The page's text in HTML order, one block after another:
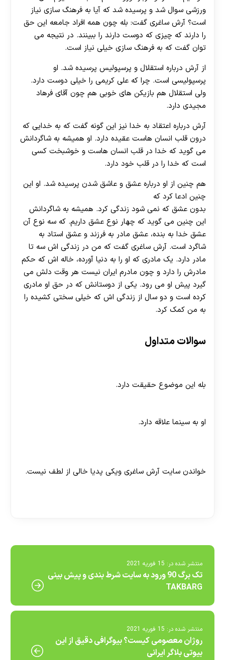
ورزشی سوال شد و پرسیده شد که آیا به فرهنگ سازی نیاز
است؟ آرش ساغری گفت: بله چون همه افراد جامعه این حق
را دارند که چیزی که دوست دارند را ببینند. در نتیجه می
توان گفت که به فرهنگ سازی خیلی نیاز است.
از آرش درباره استقلال و پرسپولیس پرسیده شد. او
پرسپولیسی است. چرا که علی کریمی را خیلی دوست دارد.
ولی استقلال هم بازیکن های خوبی هم چون آقای فرهاد
مجیدی دارد.
آرش درباره اعتقاد به خدا نیز این گونه گفت که به خدایی که
درون قلب انسان هاست عقیده دارد. او همیشه به شاگردانش
می گوید که خدا در قلب انسان هاست و خوشبخت کسی
است که خدا را در قلب خود دارد.
هم چنین از او درباره عشق و عاشق شدن پرسیده شد. او این
چنین ادعا کرد که
بدون عشق که نمی شود زندگی کرد. همیشه به شاگردانش
این چنین می گوید که چهار نوع عشق داریم. که سه نوع آن
عشق خدا به بنده، عشق مادر به فرزند و عشق استاد به
شاگرد است. آرش ساغری گفت که من در زندگی اش سه تا
مادر دارد. یک مادری که او را به دنیا آورده، خاله اش که حکم
مادرش را دارد و چون مادرم ایران نیست هر وقت دلش می
گیرد پیش او می رود. یکی از دوستانش که در حق او مادری
کرده است و دو سال از زندگی اش که خیلی سختی کشیده را
به من کمک کرد.
سوالات متداول
بله این موضوع حقیقت دارد.
او به سینما علاقه دارد.
خواندن سایت آرش ساغری ویکی پدیا خالی از لطف نیست.
منتشر شده در: 15 فوریه 2021
تک برگ 90 ورود به سایت شرط بندی و پیش بینی
TAKBARG
منتشر شده در: 15 فوریه 2021
روژان معصومی کیست؟ بیوگرافی دقیق از این
بیوتی بلاگر ایرانی